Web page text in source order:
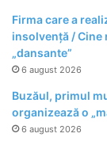
Firma care a
insolvență / Cine
„dansante”
6 august 2026
Buzăul, primul
organizează o
6 august 2026